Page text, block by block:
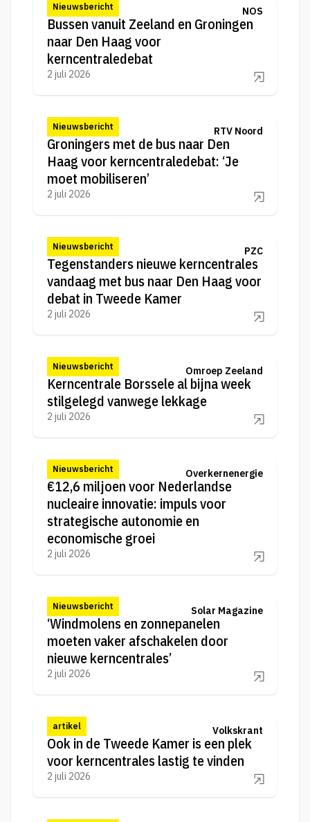
Nieuwsbericht NOS
Bussen vanuit Zeeland en Groningen
naar Den Haag voor
kerncentraledebat
2 juli 2026
Nieuwsbericht RTV Noord
Groningers met de bus naar Den
Haag voor kerncentraledebat: ‘Je
moet mobiliseren’
2 juli 2026
Nieuwsbericht PZC
Tegenstanders nieuwe kerncentrales
vandaag met bus naar Den Haag voor
debat in Tweede Kamer
2 juli 2026
Nieuwsbericht Omroep Zeeland
Kerncentrale Borssele al bijna week
stilgelegd vanwege lekkage
2 juli 2026
Nieuwsbericht Overkernenergie
€12,6 miljoen voor Nederlandse
nucleaire innovatie: impuls voor
strategische autonomie en
economische groei
2 juli 2026
Nieuwsbericht Solar Magazine
‘Windmolens en zonnepanelen
moeten vaker afschakelen door
nieuwe kerncentrales’
2 juli 2026
artikel Volkskrant
Ook in de Tweede Kamer is een plek
voor kerncentrales lastig te vinden
2 juli 2026